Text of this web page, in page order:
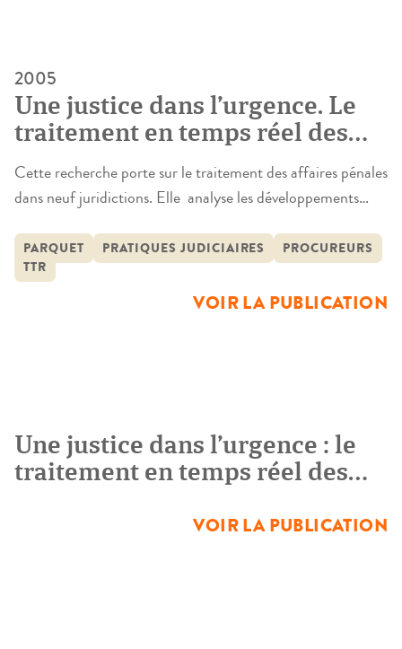
2005
Une justice dans l’urgence. Le
traitement en temps réel des
affaires pénales
Cette recherche porte sur le traitement des affaires pénales
dans neuf juridictions. Elle analyse les développements
pénales (le TTR). Le traitement en temps réel consiste,
pour l’essentiel, dans l’instauration de nouveaux modes de
traitement des affaires. Il se caractérise par le fait que les
PARQUET PRATIQUES JUDICIAIRES
PROCUREURS
TTR
VOIR LA PUBLICATION
Une justice dans l’urgence : le
traitement en temps réel des
VOIR LA PUBLICATION